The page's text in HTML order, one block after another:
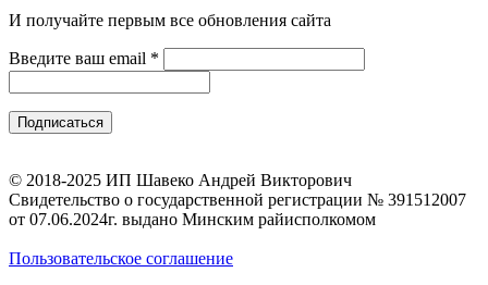
И получайте первым все обновления сайта
Введите ваш email *
© 2018-2025 ИП Шавеко Андрей Викторович
Свидетельство о государственной регистрации № 391512007
от 07.06.2024г. выдано Минским райисполкомом
Пользовательское соглашение